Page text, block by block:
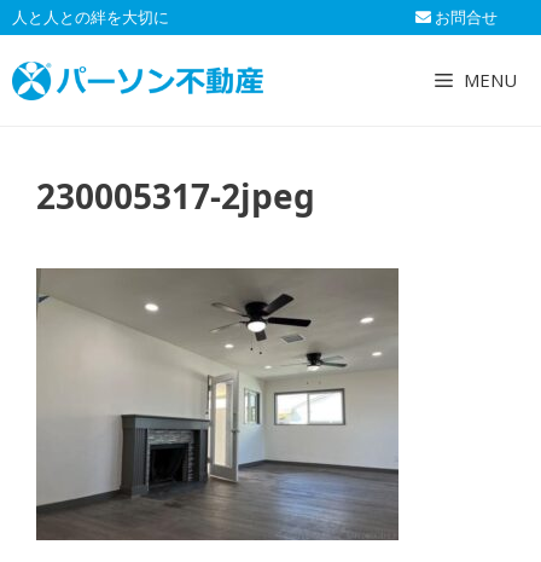
コ
ン
テ
ン
人と人との絆を大切に お問合せ
MENU
230005317-2jpeg